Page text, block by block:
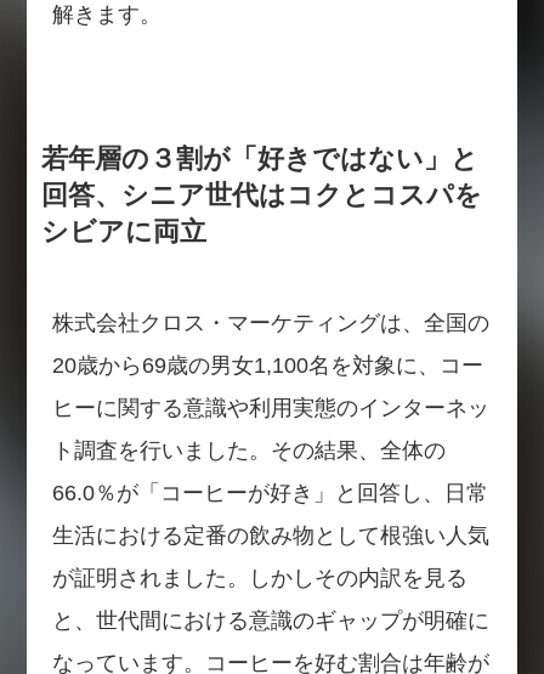
解きます。
若年層の３割が「好きではない」と
回答、シニア世代はコクとコスパを
シビアに両立
株式会社クロス・マーケティングは、全国の
20歳から69歳の男女1,100名を対象に、コー
ヒーに関する意識や利用実態のインターネッ
ト調査を行いました。その結果、全体の
66.0％が「コーヒーが好き」と回答し、日常
生活における定番の飲み物として根強い人気
が証明されました。しかしその内訳を見る
と、世代間における意識のギャップが明確に
なっています。コーヒーを好む割合は年齢が